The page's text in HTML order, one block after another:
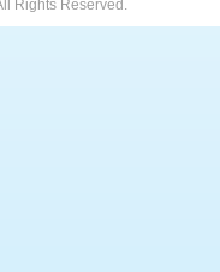
Rights Reserved.